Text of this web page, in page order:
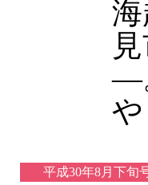
—
や
平成30年8月下旬